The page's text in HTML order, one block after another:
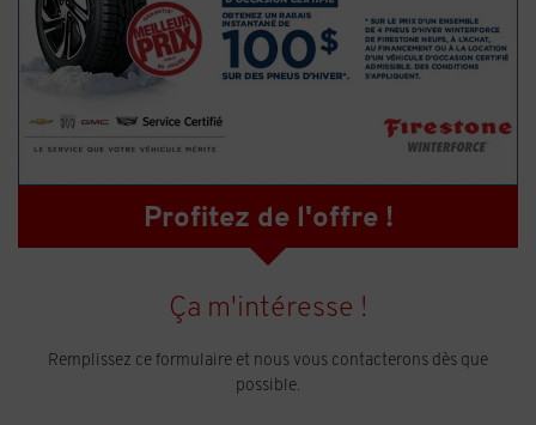
Profitez de l'offre !
Ça m'intéresse !
Remplissez ce formulaire et nous vous contacterons dès que
possible.